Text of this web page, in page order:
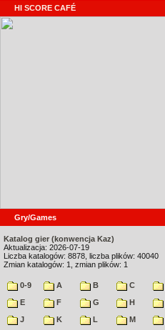
HI SCORE CAFÉ
Gry/Games
Katalog gier (konwencja Kaz)
Aktualizacja: 2026-07-19
Liczba katalogów: 8878, liczba plików: 40040
Zmian katalogów: 1, zmian plików: 1
0-9 A B C
E
F G H
J
K L M